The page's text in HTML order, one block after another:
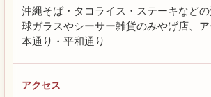
沖縄そば・タコライス・ステーキなど
球ガラスやシーサー雑貨のみやげ店、
本通り・平和通り
アクセス